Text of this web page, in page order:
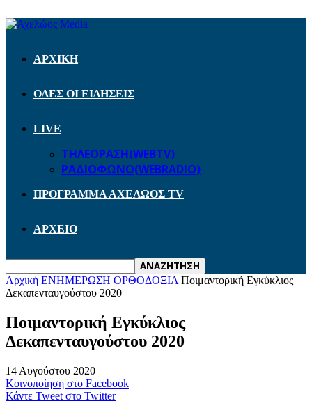
ΑΡΧΙΚΗ
ΟΛΕΣ ΟΙ ΕΙΔΗΣΕΙΣ
LIVE
ΤΗΛΕΟΡΑΣΗ(WEBTV)
ΡΑΔΙΟΦΩΝΟ(WEBRADIO)
ΠΡΟΓΡΑΜΜΑ ΑΧΕΛΩΟΣ TV
ΑΡΧΕΙΟ
Αρχική ΕΝΗΜΕΡΩΣΗ ΟΡΘΟΔΟΞΙΑ Ποιμαντορική Εγκύκλιος
Δεκαπενταυγούστου 2020
Ποιμαντορική Εγκύκλιος
Δεκαπενταυγούστου 2020
14 Αυγούστου 2020
Κοινοποίηση στο Facebook
Κάντε Tweet στο Twitter